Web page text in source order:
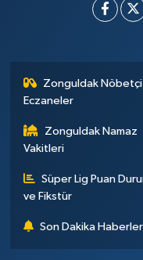
Zonguldak Nöbetçi
Eczaneler
Zonguldak Namaz
Vakitleri
Süper Lig Puan
ve Fikstür
Son Dakika